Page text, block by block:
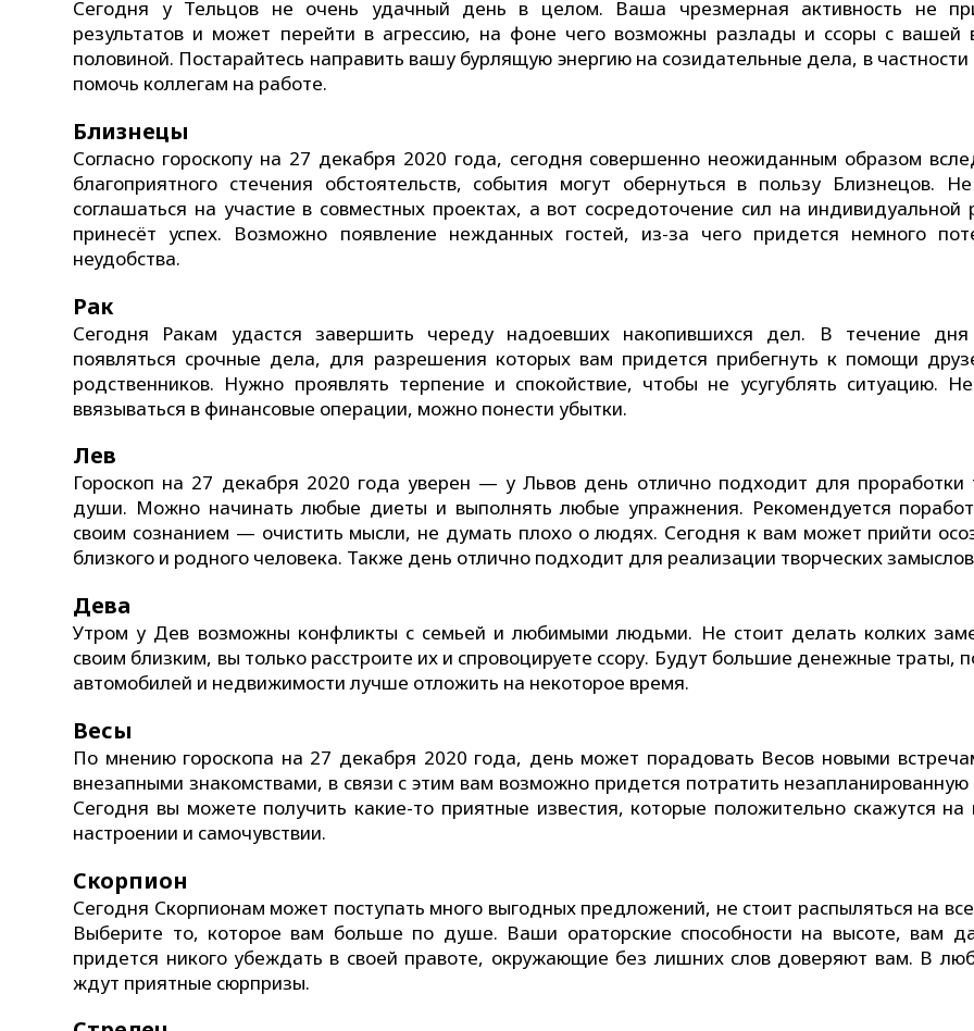
Сегодня у Тельцов не очень удачный день в целом. Ваша чрезмерная активность не
результатов и может перейти в агрессию, на фоне чего возможны разлады и ссоры с вашей
половиной. Постарайтесь направить вашу бурлящую энергию на созидательные дела, в
помочь коллегам на работе.
Близнецы
Согласно гороскопу на 27 декабря 2020 года, сегодня совершенно неожиданным образом
благоприятного стечения обстоятельств, события могут обернуться в пользу Близнецов.
соглашаться на участие в совместных проектах, а вот сосредоточение сил на индивидуальной
принесёт успех. Возможно появление нежданных гостей, из-за чего придется немного
неудобства.
Рак
Сегодня Ракам удастся завершить череду надоевших накопившихся дел. В течение дня
появляться срочные дела, для разрешения которых вам придется прибегнуть к помощи
родственников. Нужно проявлять терпение и спокойствие, чтобы не усугублять ситуацию.
ввязываться в финансовые операции, можно понести убытки.
Лев
Гороскоп на 27 декабря 2020 года уверен — у Львов день отлично подходит для проработки
души. Можно начинать любые диеты и выполнять любые упражнения. Рекомендуется
своим сознанием — очистить мысли, не думать плохо о людях. Сегодня к вам может прийти
близкого и родного человека. Также день отлично подходит для реализации творческих
Дева
Утром у Дев возможны конфликты с семьей и любимыми людьми. Не стоит делать колких
своим близким, вы только расстроите их и спровоцируете ссору. Будут большие денежные траты,
автомобилей и недвижимости лучше отложить на некоторое время.
Весы
По мнению гороскопа на 27 декабря 2020 года, день может порадовать Весов новыми
внезапными знакомствами, в связи с этим вам возможно придется потратить незапланированную
Сегодня вы можете получить какие-то приятные известия, которые положительно скажутся
настроении и самочувствии.
Скорпион
Сегодня Скорпионам может поступать много выгодных предложений, не стоит распыляться на все
Выберите то, которое вам больше по душе. Ваши ораторские способности на высоте, вам
придется никого убеждать в своей правоте, окружающие без лишних слов доверяют вам. В
ждут приятные сюрпризы.